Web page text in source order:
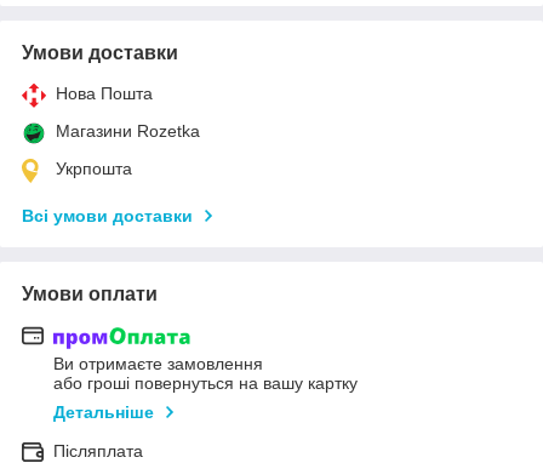
Умови доставки
Нова Пошта
Магазини Rozetka
Укрпошта
Всі умови доставки
Умови оплати
Ви отримаєте замовлення
або гроші повернуться на вашу картку
Детальніше
Післяплата